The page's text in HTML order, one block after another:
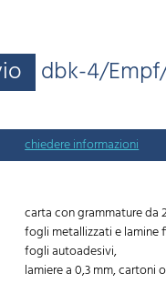
dbk-4/
chiedere informazioni
carta con grammature da
fogli metallizzati e lamine
fogli autoadesivi,
lamiere a 0,3 mm, cartoni